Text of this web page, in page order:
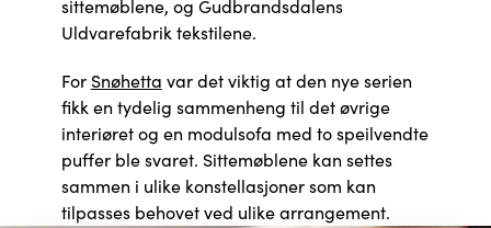
sittemøblene, og Gudbrandsdalens
Uldvarefabrik tekstilene.
For Snøhetta var det viktig at den nye serien
fikk en tydelig sammenheng til det øvrige
interiøret og en modulsofa med to speilvendte
puffer ble svaret. Sittemøblene kan settes
sammen i ulike konstellasjoner som kan
tilpasses behovet ved ulike arrangement.